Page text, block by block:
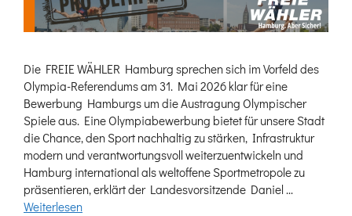
Die FREIE WÄHLER Hamburg sprechen sich im Vorfeld des
Olympia-Referendums am 31. Mai 2026 klar für eine
Bewerbung Hamburgs um die Austragung Olympischer
Spiele aus. Eine Olympiabewerbung bietet für unsere Stadt
die Chance, den Sport nachhaltig zu stärken, Infrastruktur
modern und verantwortungsvoll weiterzuentwickeln und
Hamburg international als weltoffene Sportmetropole zu
präsentieren, erklärt der Landesvorsitzende Daniel …
Weiterlesen